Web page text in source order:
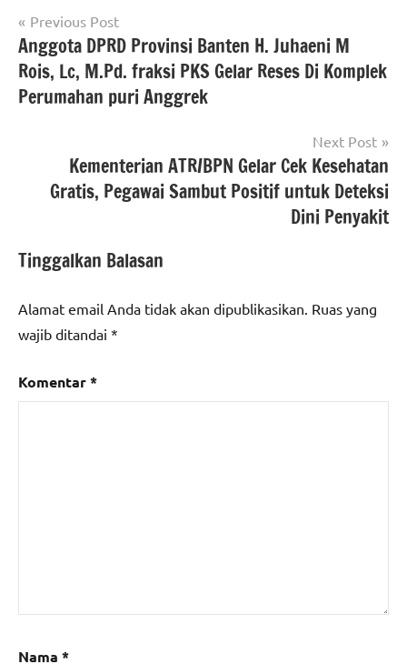
Tagged
with
#kendari
#Korsabhara
Baharkam
#objek
#sulawesi
#beritanasional
Navigasi
pos
Previous Post
Anggota DPRD Provinsi Banten H. Juhaeni M
Rois, Lc, M.Pd. fraksi PKS Gelar Reses Di Komplek
Perumahan puri Anggrek
Next Post
Kementerian ATR/BPN Gelar Cek Kesehatan
Gratis, Pegawai Sambut Positif untuk Deteksi
Dini Penyakit
Tinggalkan Balasan
Alamat email Anda tidak akan dipublikasikan. Ruas yang
wajib ditandai *
Komentar*
Nama *